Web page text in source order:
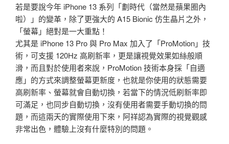
若是要說今年 iPhone 13 系列「劃時代（當然是蘋果圈內
啦）」的變革，除了更強大的 A15 Bionic 仿生晶片之外，
「螢幕」絕對是一大重點！
尤其是 iPhone 13 Pro 與 Pro Max 加入了「ProMotion」技
術，可支援 120Hz 高刷新率，更是讓視覺效果如絲般順
滑，而且對於使用者來說，ProMotion 技術本身採「自適
應」的方式來調整螢幕更新度，也就是你使用的狀態需要
高刷新率、螢幕就會自動切換，若當下的情況低刷新率即
可滿足，也同步自動切換，沒有使用者需要手動切換的問
題，而這兩天的實際使用下來，阿祥認為實際的視覺觀感
非常出色，體驗上沒有什麼特別的問題。